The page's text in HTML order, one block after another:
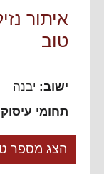
איתור
טוב
ישוב: יבנה
תחומי
הצג מספר